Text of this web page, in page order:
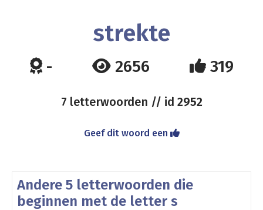
strekte
- 2656 319
7 letterwoorden // id 2952
Geef dit woord een
Andere 5 letterwoorden die
beginnen met de letter s